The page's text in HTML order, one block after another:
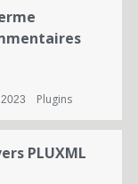
Plugins
PLUXML